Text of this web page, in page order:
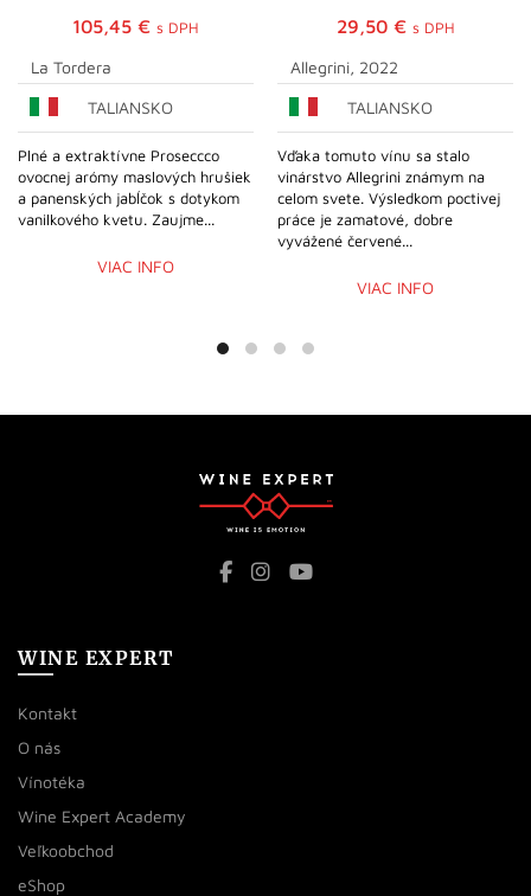
105,45 € s DPH
La Tordera
TALIANSKO
Plné a extraktívne Proseccco
ovocnej arómy maslových hrušiek
a panenských jabĺčok s dotykom
vanilkového kvetu. Zaujme...
VIAC INFO
29,50 € s DPH
Allegrini, 2022
TALIANSKO
Vďaka tomuto vínu sa stalo
vinárstvo Allegrini známym na
celom svete. Výsledkom poctivej
práce je zamatové, dobre
vyvážené červené...
VIAC INFO
WINE EXPERT
Kontakt
O nás
Vínotéka
Wine Expert Academy
Veľkoobchod
eShop